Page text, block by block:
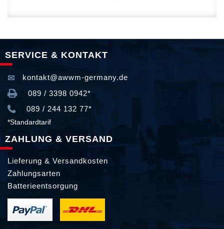
SERVICE & KONTAKT
kontakt@awwm-germany.de
089 / 3398 0942*
089 / 244 132 77*
*Standardtarif
ZAHLUNG & VERSAND
Lieferung & Versandkosten
Zahlungsarten
Batterieentsorgung